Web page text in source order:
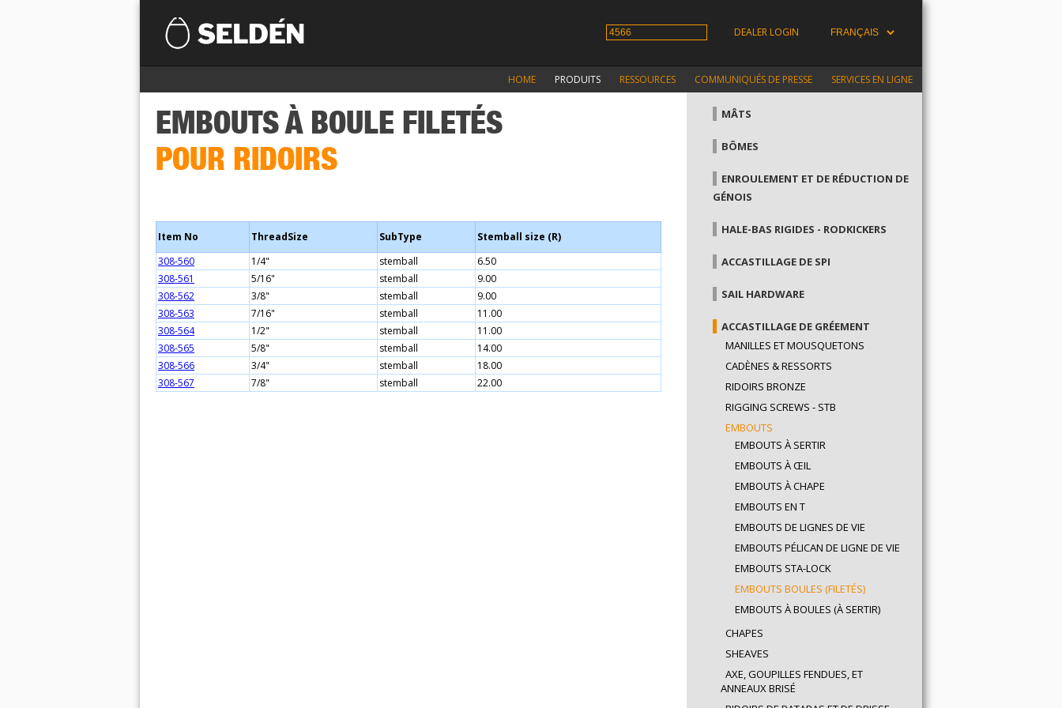
DEALER LOGIN
HOME PRODUITS RESSOURCES COMMUNIQUÉS DE PRESSE SERVICES EN LIGNE
EMBOUTS À BOULE FILETÉS
POUR RIDOIRS
Item No ThreadSize SubType
Stemball size (R)
308-560
1/4" stemball
6.50
308-561
5/16" stemball
9.00
308-562
3/8" stemball
9.00
308-563
7/16" stemball
11.00
308-564
1/2" stemball
11.00
308-565
5/8" stemball
14.00
308-566
3/4" stemball
18.00
308-567
7/8" stemball 22.00
MÂTS
BÔMES
ENROULEMENT ET DE RÉDUCTION DE
GÉNOIS
HALE-BAS RIGIDES - RODKICKERS
ACCASTILLAGE DE SPI
SAIL HARDWARE
ACCASTILLAGE DE GRÉEMENT
MANILLES ET MOUSQUETONS
CADÈNES & RESSORTS
RIDOIRS BRONZE
RIGGING SCREWS - STB
EMBOUTS
EMBOUTS À SERTIR
EMBOUTS À ŒIL
EMBOUTS À CHAPE
EMBOUTS EN T
EMBOUTS DE LIGNES DE VIE
EMBOUTS PÉLICAN DE LIGNE DE VIE
EMBOUTS STA-LOCK
EMBOUTS BOULES (FILETÉS)
EMBOUTS À BOULES (À SERTIR)
CHAPES
SHEAVES
AXE, GOUPILLES FENDUES, ET
ANNEAUX BRISÉ